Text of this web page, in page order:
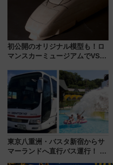
初公開のオリジナル模型も！ロ
マンスカーミュージアムでVSE
15日スタート
東京八重洲・バスタ新宿からサ
マーランドへ直行バス運行！ お